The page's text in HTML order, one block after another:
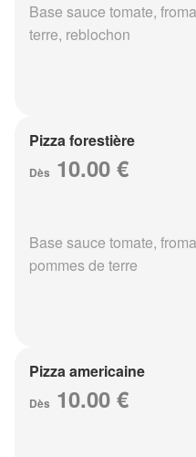
Base sauce tomate,
terre, reblochon
Pizza forestière
Dès 10.00 €
Base sauce tomate,
pommes de terre
Pizza americaine
Dès 10.00 €